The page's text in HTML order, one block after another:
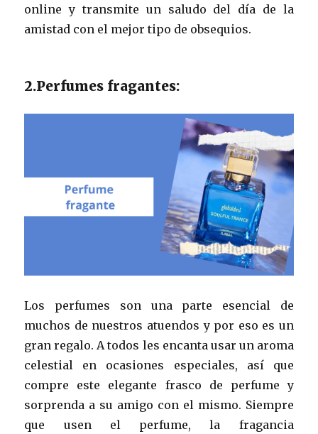
online y transmite un saludo del día de la
amistad con el mejor tipo de obsequios.
2.Perfumes fragantes:
Los perfumes son una parte esencial de
muchos de nuestros atuendos y por eso es un
gran regalo. A todos les encanta usar un aroma
celestial en ocasiones especiales, así que
compre este elegante frasco de perfume y
sorprenda a su amigo con el mismo. Siempre
que usen el perfume, la fragancia